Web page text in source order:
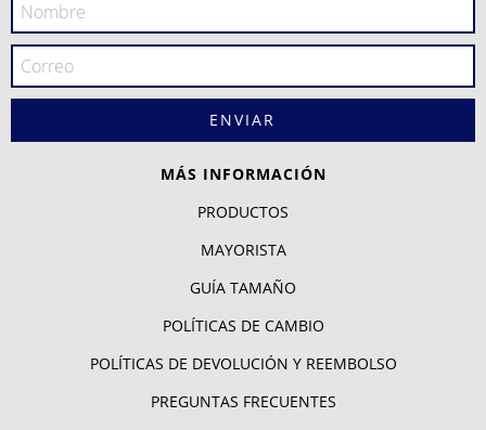
MÁS INFORMACIÓN
PRODUCTOS
MAYORISTA
GUÍA TAMAÑO
POLÍTICAS DE CAMBIO
POLÍTICAS DE DEVOLUCIÓN Y REEMBOLSO
PREGUNTAS FRECUENTES